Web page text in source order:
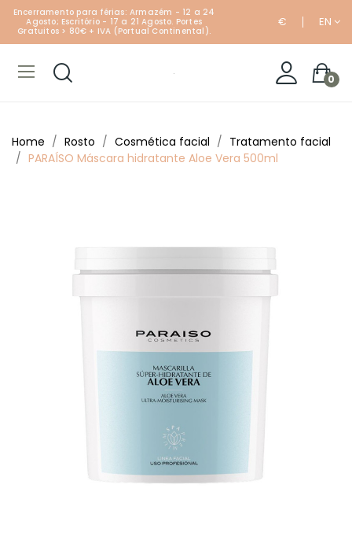
Encerramento para férias: Armazém - 12 a 24
Agosto; Escritório - 17 a 21 Agosto. Portes
Gratuitos > 80€ + IVA (Portual Continental).
€ EN
0
Home Rosto Cosmética facial
Tratamento facial
PARAÍSO Máscara hidratante Aloe Vera 500ml